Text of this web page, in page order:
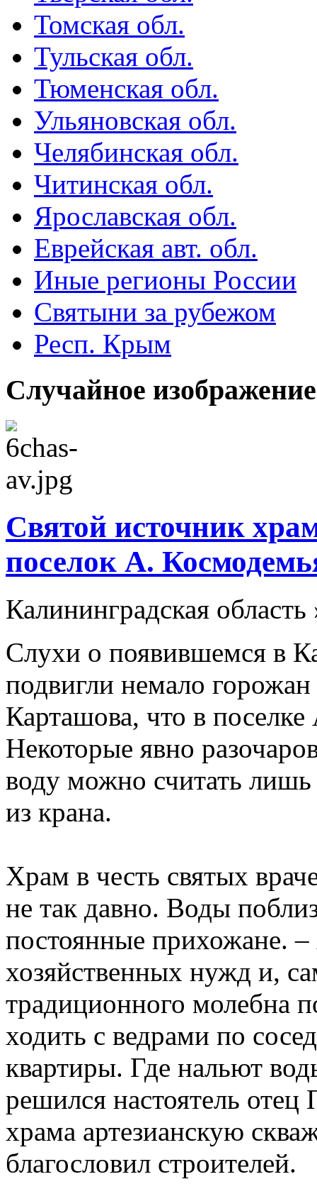
Томская обл.
Тульская обл.
Тюменская обл.
Ульяновская обл.
Челябинская обл.
Читинская обл.
Ярославская обл.
Еврейская авт. обл.
Иные регионы России
Святыни за рубежом
Респ. Крым
Случайное изображение
Святой источник
поселок А.
Калининградская
Слухи о появившемся в
подвигли немало
Карташова, что в
Некоторые явно
воду можно считать
из крана.
Храм в честь святых
не так давно. Воды
постоянные прихожане.
хозяйственных нужд и,
традиционного молебна
ходить с ведрами по
квартиры. Где нальют
решился настоятель
храма артезианскую
благословил строителей.